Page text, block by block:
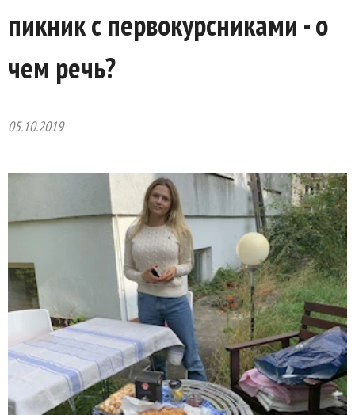
пикник с первокурсниками - о
чем речь?
05.10.2019